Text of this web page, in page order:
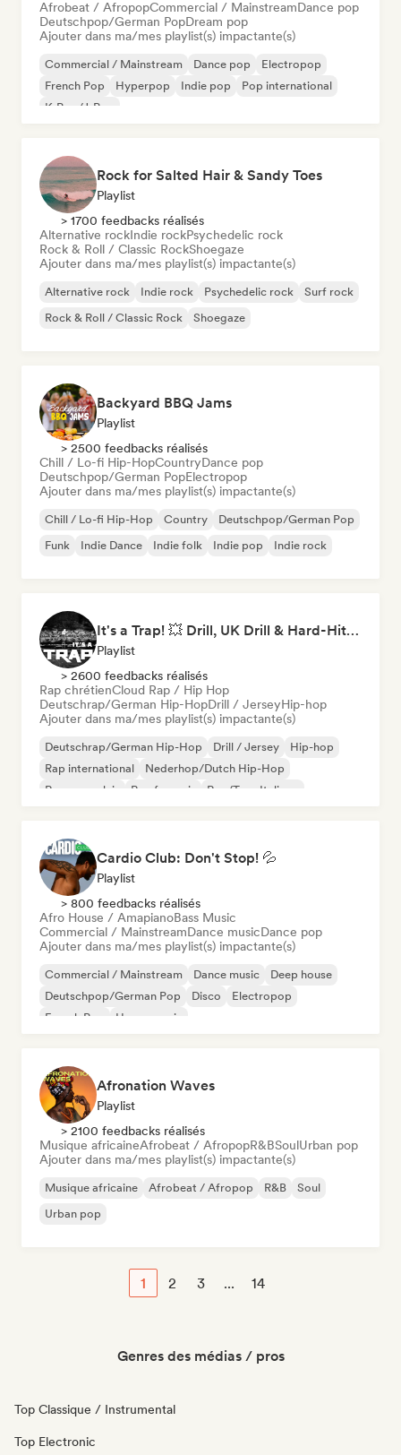
Afrobeat / AfropopCommercial / MainstreamDance pop
Deutschpop/German PopDream pop
Ajouter dans ma/mes playlist(s) impactante(s)
Commercial / Mainstream Dance pop
Electropop
French Pop
Hyperpop Indie pop
Pop international
K-Pop/J-Pop
Rock for Salted Hair & Sandy Toes
Playlist
> 1700 feedbacks réalisés
Alternative rockIndie rockPsychedelic rock
Rock & Roll / Classic RockShoegaze
Ajouter dans ma/mes playlist(s) impactante(s)
Alternative rock Indie rock Psychedelic rock
Surf rock
Rock & Roll / Classic Rock
Shoegaze
Backyard BBQ Jams
Playlist
> 2500 feedbacks réalisés
Chill / Lo-fi Hip-HopCountryDance pop
Deutschpop/German PopElectropop
Ajouter dans ma/mes playlist(s) impactante(s)
Chill / Lo-fi Hip-Hop Country
Deutschpop/German Pop
Funk
Indie Dance Indie folk Indie pop Indie rock
It's a Trap! 💥 Drill, UK Drill & Hard-Hitting Trap
Playlist
> 2600 feedbacks réalisés
Rap chrétienCloud Rap / Hip Hop
Deutschrap/German Hip-HopDrill / JerseyHip-hop
Ajouter dans ma/mes playlist(s) impactante(s)
Deutschrap/German Hip-Hop Drill / Jersey
Hip-hop
Rap international
Nederhop/Dutch Hip-Hop
Rap en anglais
Rap francais Rap/Trap Italiano
Cardio Club: Don't Stop! 💦
Playlist
> 800 feedbacks réalisés
Afro House / AmapianoBass Music
Commercial / MainstreamDance musicDance pop
Ajouter dans ma/mes playlist(s) impactante(s)
Commercial / Mainstream Dance music
Deep house
Deutschpop/German Pop
Disco
Electropop
French Pop
House music
Afronation Waves
Playlist
> 2100 feedbacks réalisés
Musique africaineAfrobeat / AfropopR&BSoulUrban pop
Ajouter dans ma/mes playlist(s) impactante(s)
Musique africaine Afrobeat / Afropop R&B
Soul
Urban pop
1 2 3 ... 14
Genres des médias / pros
Top Classique / Instrumental
Top Electronic